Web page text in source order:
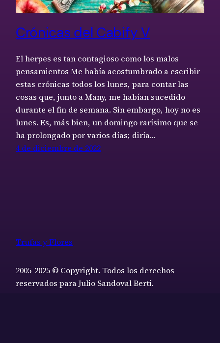
Crónicas del Cabify V
El herpes es tan contagioso como los malos
pensamientos Me había acostumbrado a escribir
estas crónicas todos los lunes, para contar las
cosas que, junto a Many, me habían sucedido
durante el fin de semana. Sin embargo, hoy no es
lunes. Es, más bien, un domingo rarísimo que se
ha prolongado por varios días; diría…
4 de diciembre de 2022
Trufas y Flores
2005-2025 © Copyright. Todos los derechos
reservados para Julio Sandoval Berti.